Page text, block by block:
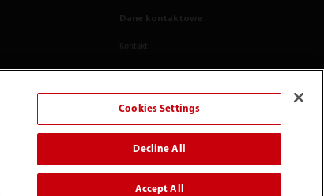
Dane kontaktowe
Kontakt
Cookies Settings
Decline All
Accept All